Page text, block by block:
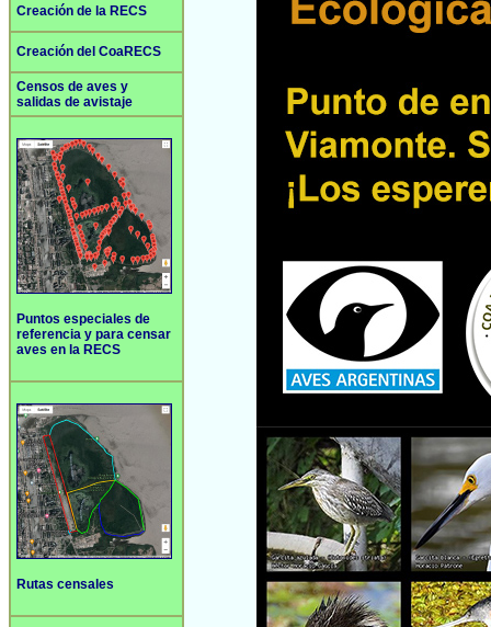
Creación de la RECS
Creación del CoaRECS
Censos de aves y
salidas de avistaje
Puntos especiales de
referencia y para censar
aves en la RECS
Rutas censales